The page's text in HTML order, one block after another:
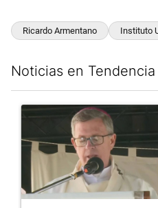
Ricardo Armentano Instituto
Noticias en Tendencia
Un artículo de tendencia con